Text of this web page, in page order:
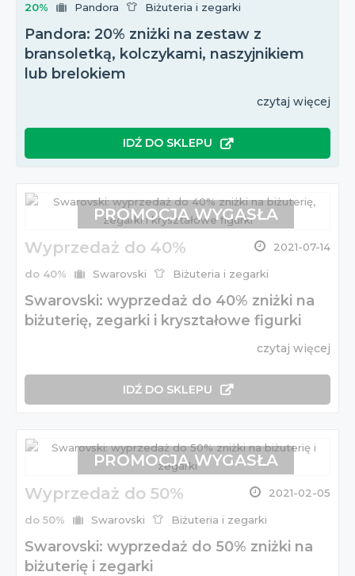
20% Pandora Biżuteria i zegarki
Pandora: 20% zniżki na zestaw z
bransoletką, kolczykami, naszyjnikiem
lub brelokiem
czytaj więcej
IDŹ DO SKLEPU
Wyprzedaż do 40% 2021-07-14
do 40% Swarovski Biżuteria i zegarki
Swarovski: wyprzedaż do 40% zniżki na
biżuterię, zegarki i kryształowe figurki
czytaj więcej
IDŹ DO SKLEPU
PROMOCJA WYGASŁA
Wyprzedaż do 50% 2021-02-05
do 50% Swarovski Biżuteria i zegarki
Swarovski: wyprzedaż do 50% zniżki na
biżuterię i zegarki
PROMOCJA WYGASŁA